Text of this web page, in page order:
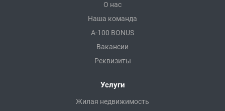
О нас
Наша команда
A-100 BONUS
Вакансии
Реквизиты
Услуги
Жилая недвижимость